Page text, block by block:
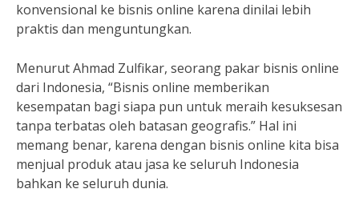
konvensional ke bisnis online karena dinilai lebih
praktis dan menguntungkan.
Menurut Ahmad Zulfikar, seorang pakar bisnis online
dari Indonesia, “Bisnis online memberikan
kesempatan bagi siapa pun untuk meraih kesuksesan
tanpa terbatas oleh batasan geografis.” Hal ini
memang benar, karena dengan bisnis online kita bisa
menjual produk atau jasa ke seluruh Indonesia
bahkan ke seluruh dunia.